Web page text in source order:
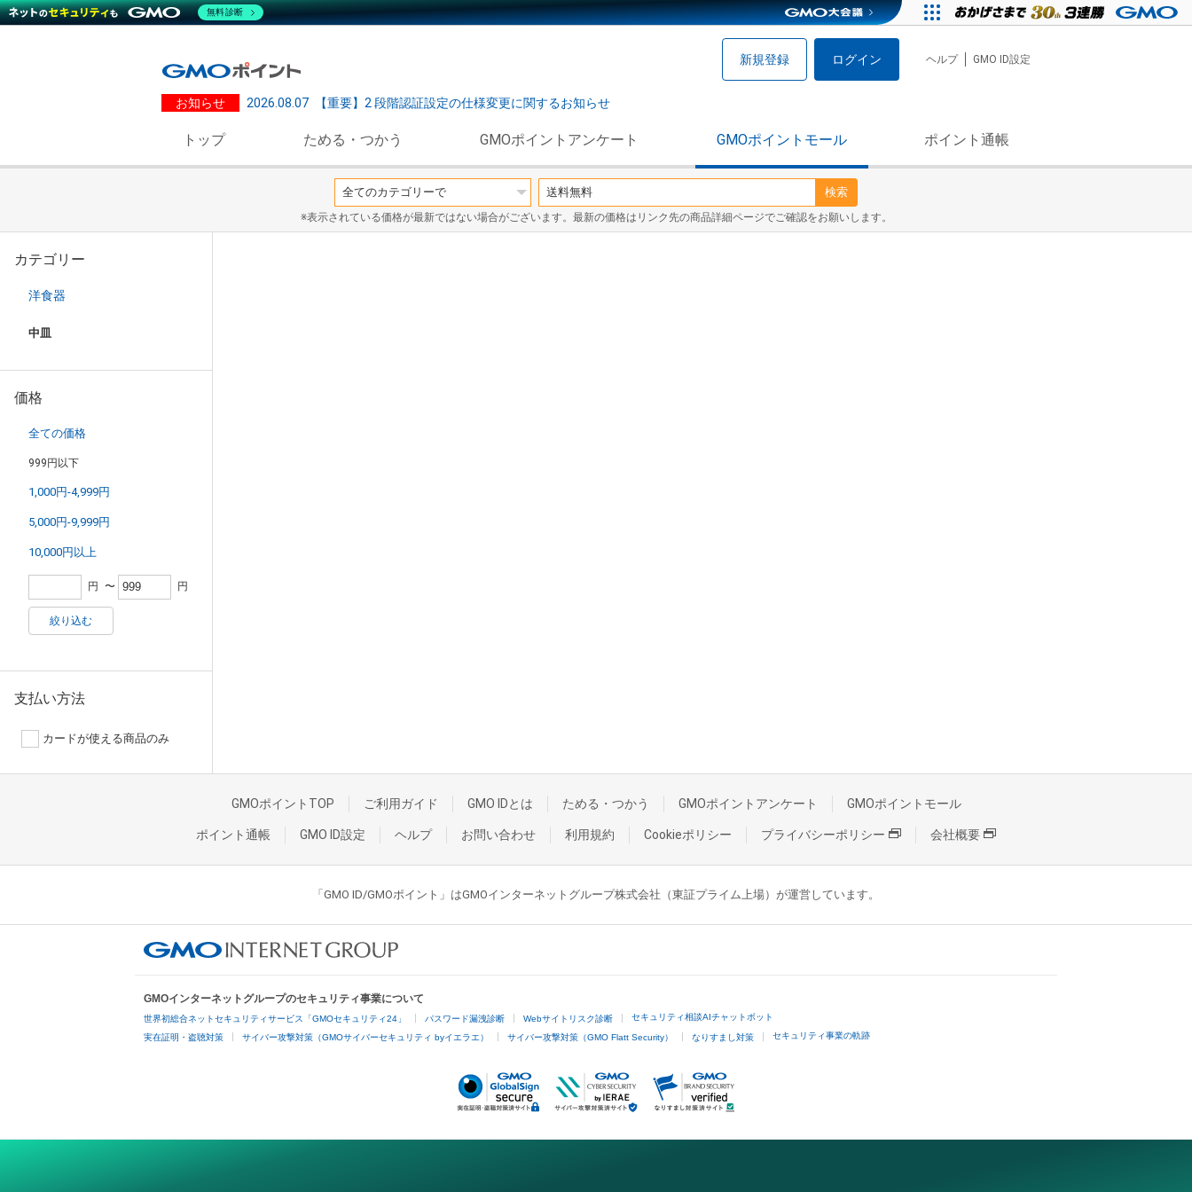
新規登録 ログイン ヘルプ GMO ID設定
お知らせ 2026.08.07 【重要】2 段階認証設定の仕様変更に関するお知らせ
トップ ためる・つかう GMOポイントアンケート GMOポイントモール ポイント通帳
検索
※表示されている価格が最新ではない場合がございます。最新の価格はリンク先の商品詳細ページでご確認をお願いします。
カテゴリー
洋食器
中皿
価格
全ての価格
999円以下
1,000円-4,999円
5,000円-9,999円
10,000円以上
円 〜 円
絞り込む
支払い方法
カードが使える商品のみ
GMOポイントTOP ご利用ガイド GMO IDとは ためる・つかう GMOポイントアンケート GMOポイントモール
ポイント通帳 GMO ID設定 ヘルプ お問い合わせ 利用規約 Cookieポリシー プライバシーポリシー 会社概要
「GMO ID/GMOポイント」はGMOインターネットグループ株式会社（東証プライム上場）が運営しています。
GMOインターネットグループのセキュリティ事業について
世界初総合ネットセキュリティサービス「GMOセキュリティ24」 パスワード漏洩診断 Webサイトリスク診断 セキュリティ相談AIチャットボット
実在証明・盗聴対策 サイバー攻撃対策（GMOサイバーセキュリティ byイエラエ） サイバー攻撃対策（GMO Flatt Security） なりすまし対策 セキュリティ事業の軌跡
無料診断